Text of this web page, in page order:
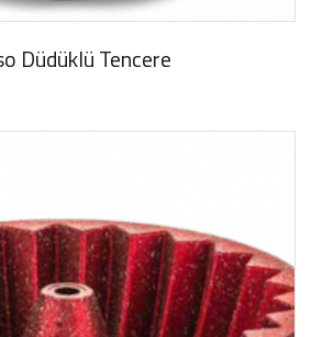
Düdüklü Tencere